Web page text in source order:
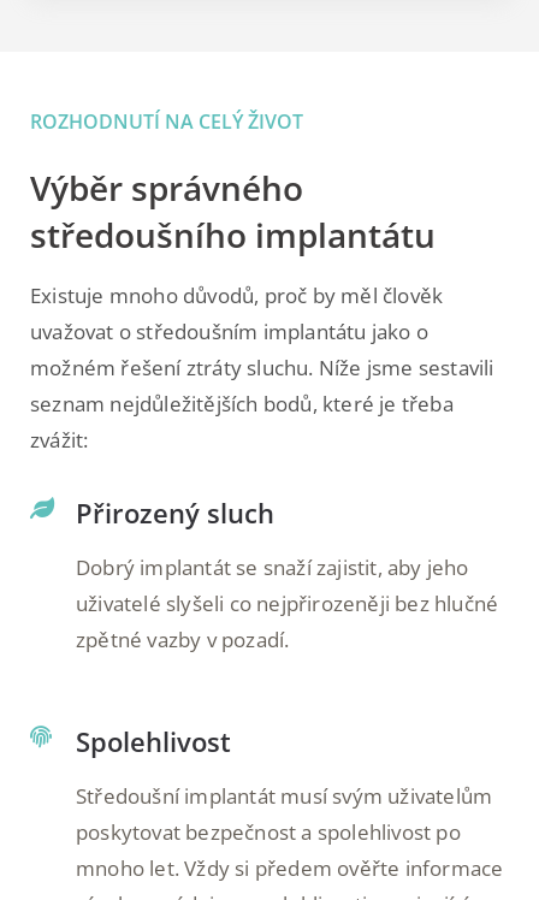
ROZHODNUTÍ NA CELÝ ŽIVOT
Výběr správného
středoušního implantátu
Existuje mnoho důvodů, proč by měl člověk
uvažovat o středoušním implantátu jako o
možném řešení ztráty sluchu. Níže jsme sestavili
seznam nejdůležitějších bodů, které je třeba
zvážit:
Přirozený sluch
Dobrý implantát se snaží zajistit, aby jeho
uživatelé slyšeli co nejpřirozeněji bez hlučné
zpětné vazby v pozadí.
Spolehlivost
Středoušní implantát musí svým uživatelům
poskytovat bezpečnost a spolehlivost po
mnoho let. Vždy si předem ověřte informace